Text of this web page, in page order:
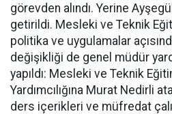
görevden alındı. Yerine
getirildi. Mesleki ve Teknik
politika ve uygulamalar
değişikliği de genel müdür
yapıldı: Mesleki ve Teknik
Yardımcılığına Murat Nedirli
ders içerikleri ve müfredat